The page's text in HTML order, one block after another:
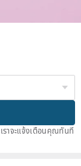
าจะแจ้งเตือนคุณทันที